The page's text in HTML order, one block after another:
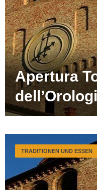
Apertura
TRADITIONEN UND ESSEN